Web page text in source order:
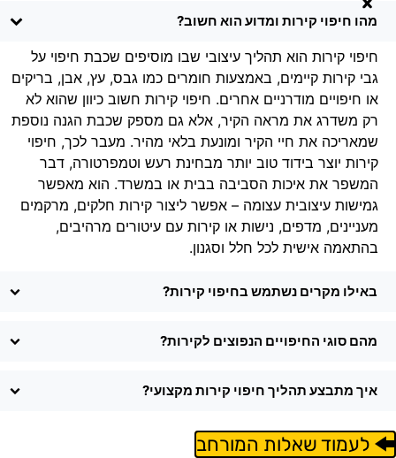
מהו חיפוי קירות ומדוע הוא חשוב?
חיפוי קירות הוא תהליך עיצובי שבו מוסיפים שכבת חיפוי על
גבי קירות קיימים, באמצעות חומרים כמו גבס, עץ, אבן, בריקים
או חיפויים מודרניים אחרים. חיפוי קירות חשוב כיוון שהוא לא
רק משדרג את מראה הקיר, אלא גם מספק שכבת הגנה נוספת
שמאריכה את חיי הקיר ומונעת בלאי מהיר. מעבר לכך, חיפוי
קירות יוצר בידוד טוב יותר מבחינת רעש וטמפרטורה, דבר
המשפר את איכות הסביבה בבית או במשרד. הוא מאפשר
גמישות עיצובית עצומה – אפשר ליצור קירות חלקים, מרקמים
מעניינים, מדפים, נישות או קירות עם עיטורים מרהיבים,
בהתאמה אישית לכל חלל וסגנון.
באילו מקרים נשתמש בחיפוי קירות?
מהם סוגי החיפויים הנפוצים לקירות?
איך מתבצע תהליך חיפוי קירות מקצועי?
לעמוד שאלות המורחב